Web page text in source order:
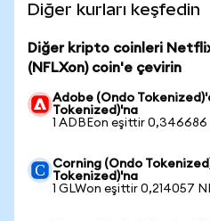
Diğer kurları keşfedin
Diğer kripto coinleri
(NFLXon) coin'e çevirin
Adobe (Ondo
Tokenized)'na
1 ADBEon eşittir 0,346686
Corning (Ondo
Tokenized)'na
1 GLWon eşittir 0,214057